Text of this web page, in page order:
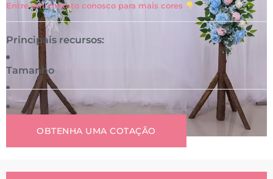
Entre em contato conosco para mais cores
Principais recursos:
Tamanho
OBTENHA UMA COTAÇÃO